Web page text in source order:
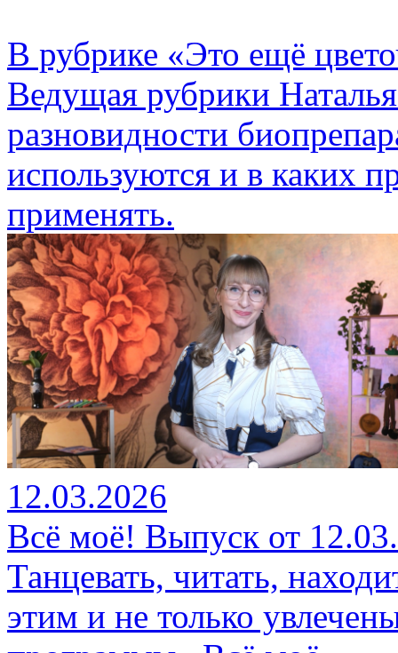
В рубрике «Это ещё
Ведущая рубрики
разновидности
используются и в каких
применять.
12.03.2026
Всё моё! Выпуск от
Танцевать, читать,
этим и не только